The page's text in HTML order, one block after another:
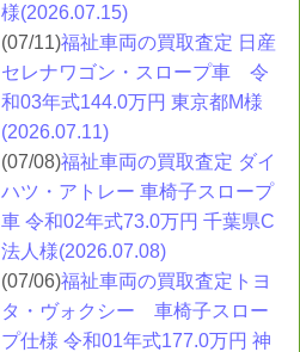
様(2026.07.15)
(07/11)福祉車両の買取査定 日産
セレナワゴン・スロープ車 令
和03年式144.0万円 東京都M様
(2026.07.11)
(07/08)福祉車両の買取査定 ダイ
ハツ・アトレー 車椅子スロープ
車 令和02年式73.0万円 千葉県C
法人様(2026.07.08)
(07/06)福祉車両の買取査定トヨ
タ・ヴォクシー 車椅子スロー
プ仕様 令和01年式177.0万円 神